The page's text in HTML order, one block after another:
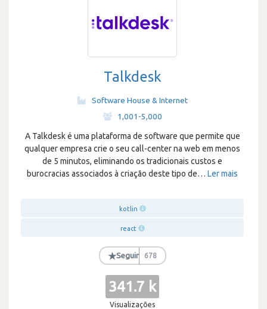
Talkdesk
Software House & Internet
1,001-5,000
A Talkdesk é uma plataforma de software que permite que
qualquer empresa crie o seu call-center na web em menos
de 5 minutos, eliminando os tradicionais custos e
burocracias associados à criação deste tipo de… Ler mais
kotlin
react
★Seguir 678
341.7 k
Visualizações